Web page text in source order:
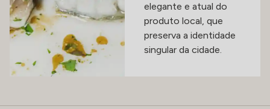
elegante e atual do
produto local, que
preserva a identidade
singular da cidade.